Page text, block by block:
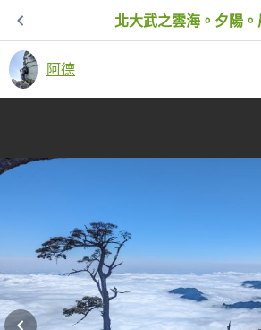
北大武之雲海。夕陽
阿德